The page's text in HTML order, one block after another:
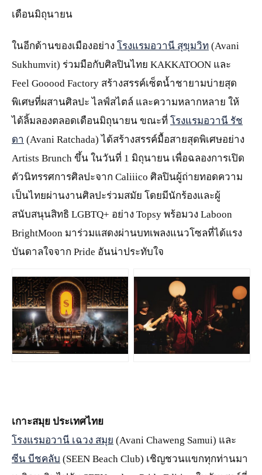
เดือนมิถุนายน
ในอีกด้านของเมืองอย่าง โรงแรมอวานี สุขุมวิท (Avani
Sukhumvit) ร่วมมือกับศิลปินไทย KAKKATOON และ
Feel Gooood Factory สร้างสรรค์เซ็ตน้ำชายามบ่ายสุด
พิเศษที่ผสานศิลปะ ไลฟ์สไตล์ และความหลากหลาย ให้
ได้ลิ้มลองตลอดเดือนมิถุนายน ขณะที่ โรงแรมอวานี รัช
ดา (Avani Ratchada) ได้สร้างสรรค์มื้อสายสุดพิเศษอย่าง
Artists Brunch ขึ้น ในวันที่ 1 มิถุนายน เพื่อฉลองการเปิด
ตัวนิทรรศการศิลปะจาก Caliiico ศิลปินผู้ถ่ายทอดความ
เป็นไทยผ่านงานศิลปะร่วมสมัย โดยมีนักร้องและผู้
สนับสนุนสิทธิ LGBTQ+ อย่าง Topsy พร้อมวง Laboon
BrightMoon มาร่วมแสดงผ่านบทเพลงแนวโซลที่ได้แรง
บันดาลใจจาก Pride อันน่าประทับใจ
JPG
เกาะสมุย ประเทศไทย
โรงแรมอวานี เฉวง สมุย (Avani Chaweng Samui) และ
ซีน บีชคลับ (SEEN Beach Club) เชิญชวนแขกทุกท่านมา